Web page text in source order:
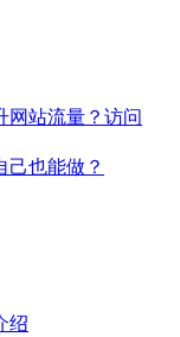
网站流量？访问
己也能做？
绍